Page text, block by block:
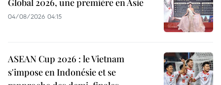
04/08/2026 04:15
ASEAN Cup 2026 : le Vietnam
s'impose en Indonésie et se